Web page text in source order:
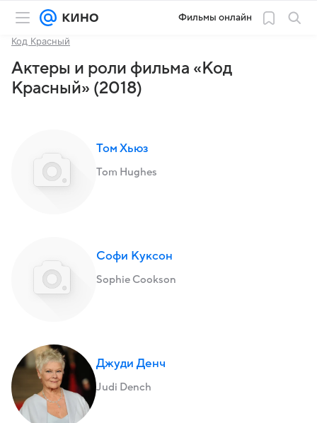
Фильмы онлайн
Код Красный
Актеры и роли фильма «Код
Красный» (2018)
Том Хьюз
Tom Hughes
Софи Куксон
Sophie Cookson
Джуди Денч
Judi Dench